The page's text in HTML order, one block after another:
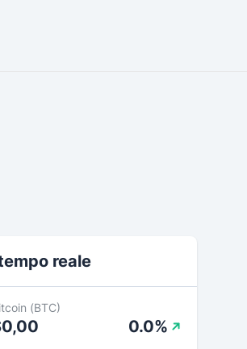
reale
(BTC)
0.0%